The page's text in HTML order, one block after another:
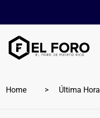
Home Última Hora